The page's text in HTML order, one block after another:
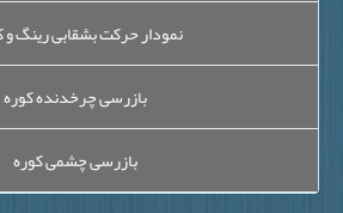
نمودار حرکت بشقابی رینگ و کریپ
بازرسی چرخدنده کوره
بازرسی چشمی کوره